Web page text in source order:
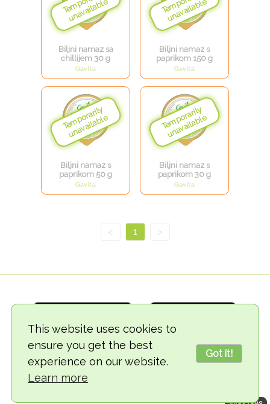
This website uses cookies to
ensure you get the best
experience on our website.
Learn more
Got it!
Biljni namaz sa
chillijem 30 g
Gavita
Biljni namaz s
paprikom 150 g
Gavita
Biljni namaz s
paprikom 50 g
Gavita
Biljni namaz s
paprikom 30 g
Gavita
< 1 >
© 2018-2026 TheVegCat